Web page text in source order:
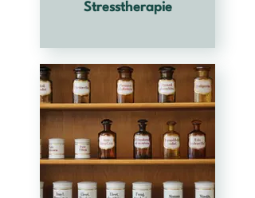
Stresstherapie